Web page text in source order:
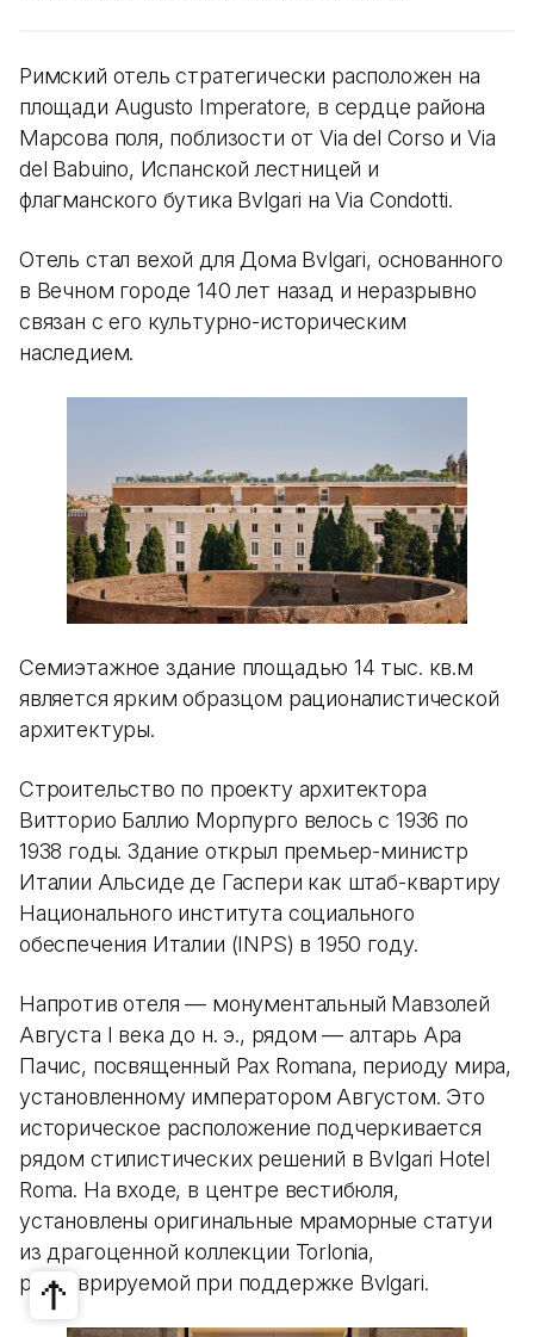
Римский отель стратегически расположен на
площади Augusto Imperatore, в сердце района
Марсова поля, поблизости от Via del Corso и Via
del Babuino, Испанской лестницей и
флагманского бутика Bvlgari на Via Condotti.
Отель стал вехой для Дома Bvlgari, основанного
в Вечном городе 140 лет назад и неразрывно
связан с его культурно-историческим
наследием.
Семиэтажное здание площадью 14 тыс. кв.м
является ярким образцом рационалистической
архитектуры.
Строительство по проекту архитектора
Витторио Баллио Морпурго велось с 1936 по
1938 годы. Здание открыл премьер-министр
Италии Альсиде де Гаспери как штаб-квартиру
Национального института социального
обеспечения Италии (INPS) в 1950 году.
Напротив отеля — монументальный Мавзолей
Августа I века до н. э., рядом — алтарь Ара
Пачис, посвященный Pax Romana, периоду мира,
установленному императором Августом. Это
историческое расположение подчеркивается
рядом стилистических решений в Bvlgari Hotel
Roma. На входе, в центре вестибюля,
установлены оригинальные мраморные статуи
из драгоценной коллекции Torlonia,
реставрируемой при поддержке Bvlgari.